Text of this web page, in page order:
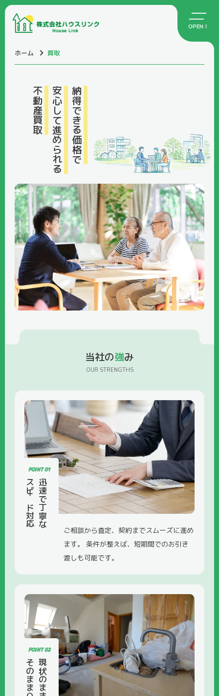
ホーム 買取
納得できる価格で
安心して進められる
不動産買取
当社の強み
OUR STRENGTHS
POINT 01
迅速で丁寧な
スピード対応
ご相談から査定、契約までスムーズに進め
ます。 条件が整えば、短期間でのお引き
渡しも可能です。
POINT 02
現状のままで
そのままＯＫ